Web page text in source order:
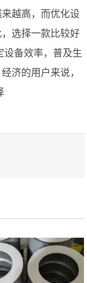
越高，而优化设
选择一款比较好
设备效率，普及生
济的用户来说，